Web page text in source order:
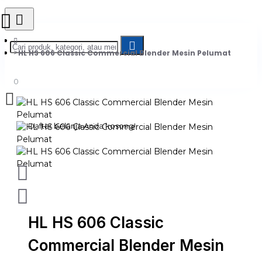
0
Daftar belanja Anda kosong!
HL HS 606 Classic Commercial Blender Mesin Pelumat
HL HS 606 Classic
Commercial Blender Mesin